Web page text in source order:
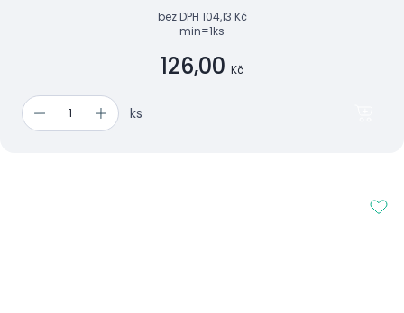
bez DPH 104,13 Kč
min=1ks
126,00 Kč
ks